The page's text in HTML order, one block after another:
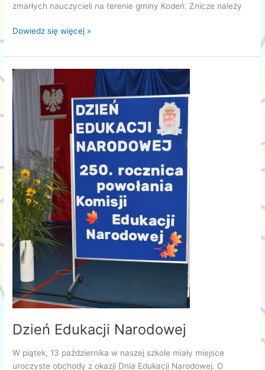
zmarłych nauczycieli na terenie gminy Kodeń. Znicze należy
Zbiórka
Dowiedz się więcej »
Dzień Edukacji Narodowej
W piątek, 13 października w naszej szkole miały miejsce
uroczyste obchody z okazji Dnia Edukacji Narodowej. O